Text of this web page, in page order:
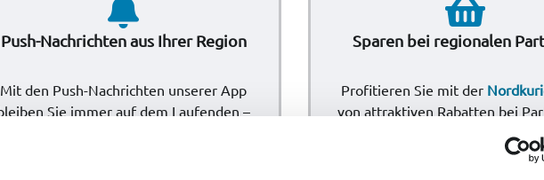
Push-Nachrichten aus Ihrer Region
Mit den Push-Nachrichten unserer App
Sie immer auf dem Laufenden –
Sparen bei regionalen
Profitieren Sie mit der
von attraktiven Rabatten bei